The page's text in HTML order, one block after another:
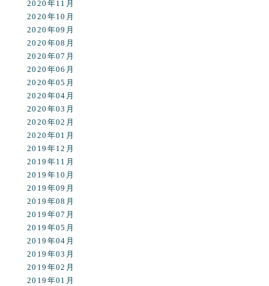
2020年11月
2020年10月
2020年09月
2020年08月
2020年07月
2020年06月
2020年05月
2020年04月
2020年03月
2020年02月
2020年01月
2019年12月
2019年11月
2019年10月
2019年09月
2019年08月
2019年07月
2019年05月
2019年04月
2019年03月
2019年02月
2019年01月